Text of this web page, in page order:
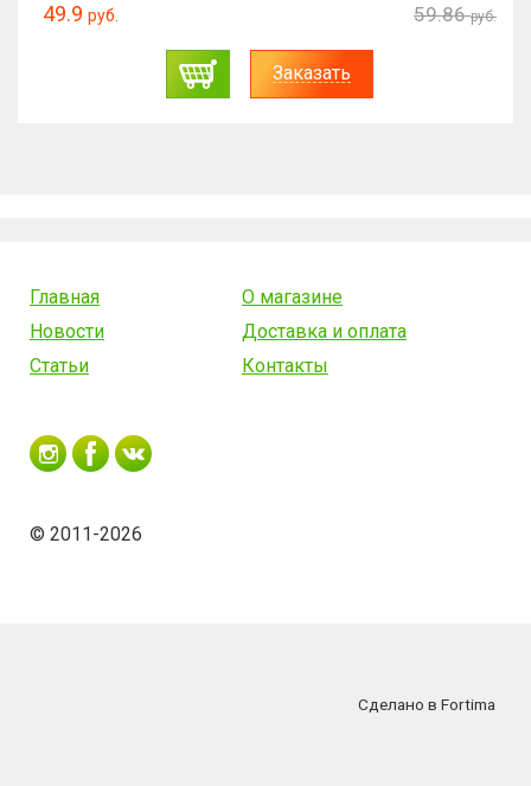
49.9 руб. 59.86 руб.
Заказать
Главная
О магазине
Новости
Доставка и оплата
Статьи
Контакты
© 2011-2026
Сделано в Fortima